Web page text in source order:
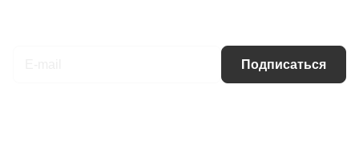
Подписаться